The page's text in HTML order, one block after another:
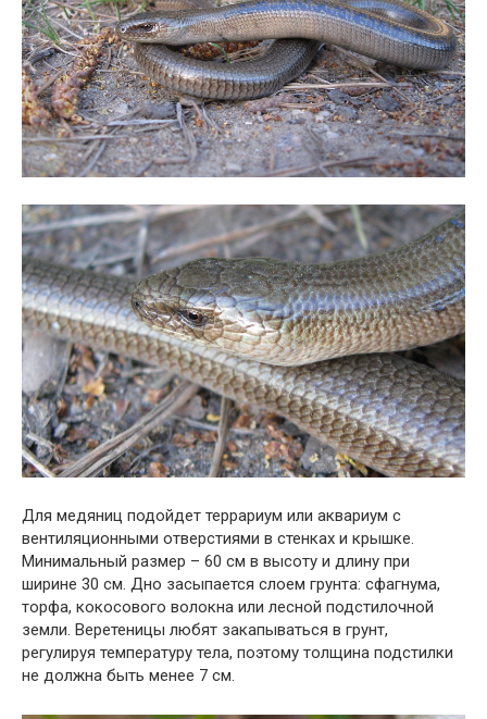
Для медяниц подойдет террариум или аквариум с
вентиляционными отверстиями в стенках и крышке.
Минимальный размер – 60 см в высоту и длину при
ширине 30 см. Дно засыпается слоем грунта: сфагнума,
торфа, кокосового волокна или лесной подстилочной
земли. Веретеницы любят закапываться в грунт,
регулируя температуру тела, поэтому толщина подстилки
не должна быть менее 7 см.